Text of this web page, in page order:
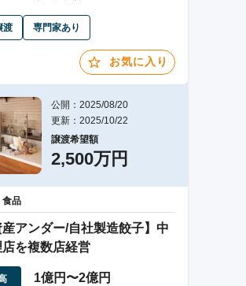
渡 専門家あり
お気に入り
公開：2025/08/20
更新：2025/10/22
譲渡希望額
2,500万円
食品
産アンダー/自社製造餃子】中
を複数店経営
1億円〜2億円